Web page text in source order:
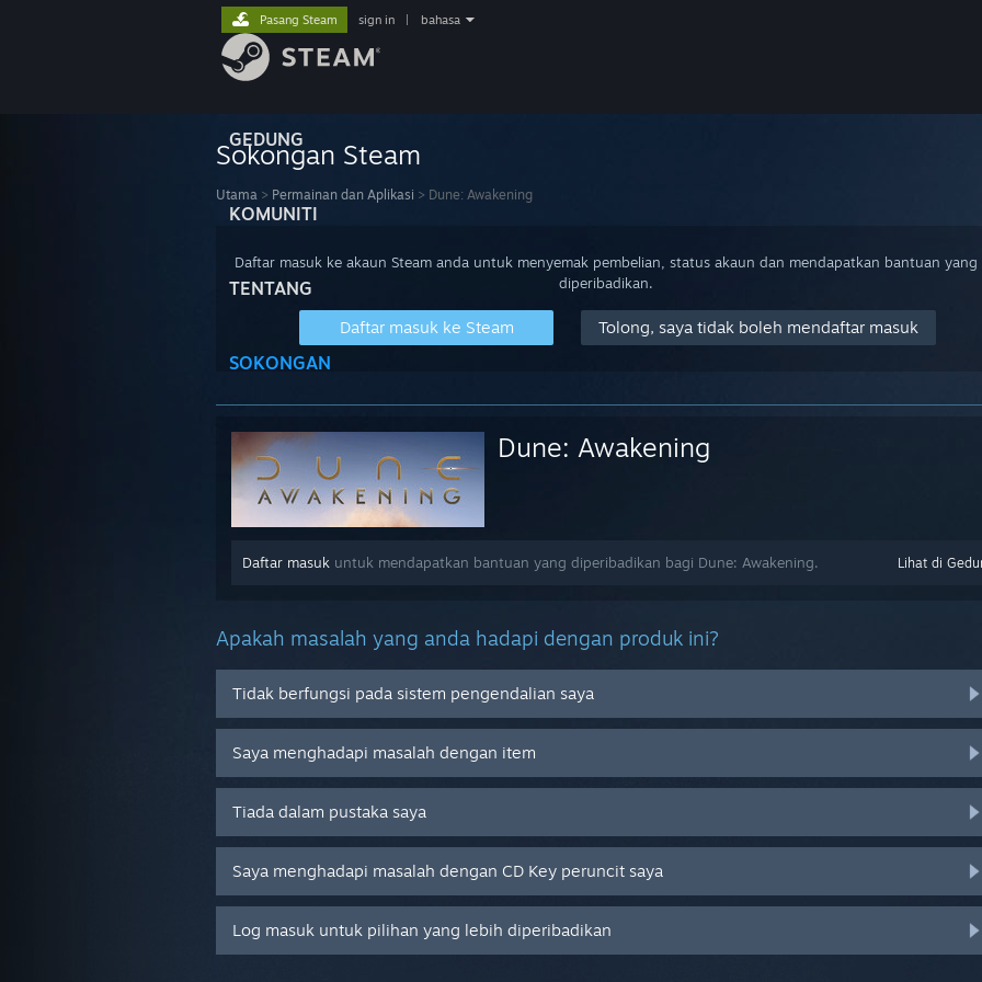
GEDUNG
KOMUNITI
TENTANG
SOKONGAN
Pasang Steam sign in bahasa
Sokongan Steam
Utama > Permainan dan Aplikasi > Dune: Awakening
Daftar masuk ke akaun Steam anda untuk menyemak pembelian, status akaun dan mendapatkan bantuan yang
diperibadikan.
Daftar masuk ke Steam Tolong, saya tidak boleh mendaftar masuk
Dune: Awakening
Lihat di
Daftar masuk untuk mendapatkan bantuan yang diperibadikan bagi Dune: Awakening.
Apakah masalah yang anda hadapi dengan produk ini?
Tidak berfungsi pada sistem pengendalian saya
Saya menghadapi masalah dengan item
Tiada dalam pustaka saya
Saya menghadapi masalah dengan CD Key peruncit saya
Log masuk untuk pilihan yang lebih diperibadikan